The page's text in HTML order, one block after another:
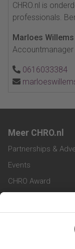
CHRO.nl is
professionals.
Marloes Willems
Accountmanager
0616033384
Meer CHRO.nl
Partnerships &
Events
CHRO Award
CHRO Magazine
Service &